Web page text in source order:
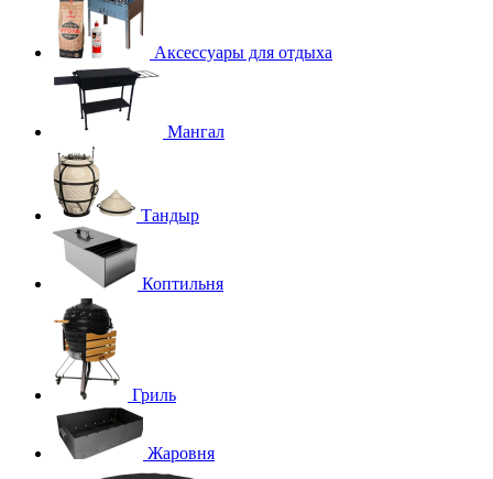
Аксессуары для отдыха
Мангал
Тандыр
Коптильня
Гриль
Жаровня